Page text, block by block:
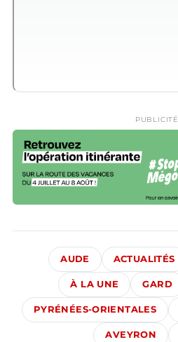
PUBLICITÉ
AUDE ACTUALITÉS
À LA UNE GARD
PYRÉNÉES-ORIENTALES
AVEYRON